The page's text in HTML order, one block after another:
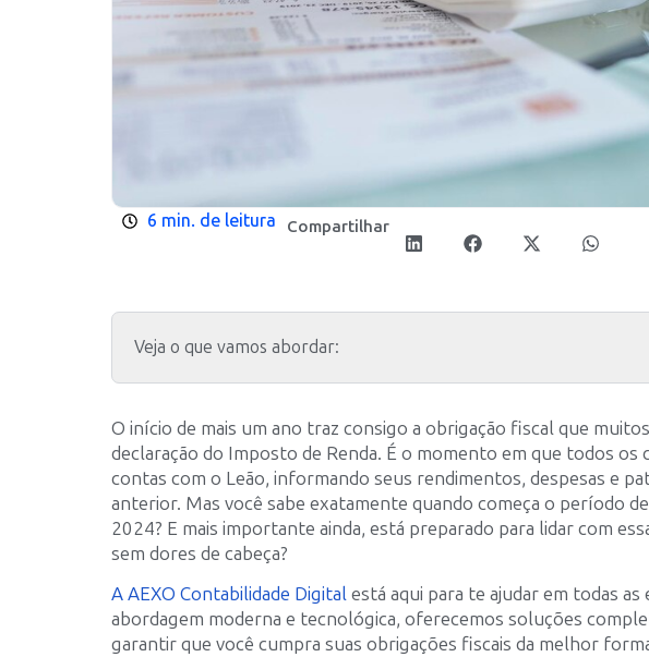
6 min. de leitura Compartilhar
Veja o que vamos abordar:
O início de mais um ano traz consigo a obrigação fiscal que
declaração do Imposto de Renda. É o momento em que todos
contas com o Leão, informando seus rendimentos, despesas e
anterior. Mas você sabe exatamente quando começa o período
2024? E mais importante ainda, está preparado para lidar com
sem dores de cabeça?
A AEXO Contabilidade Digital está aqui para te ajudar em todas
abordagem moderna e tecnológica, oferecemos soluções
garantir que você cumpra suas obrigações fiscais da melhor